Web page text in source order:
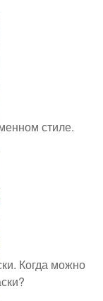
стиле.
Когда можно